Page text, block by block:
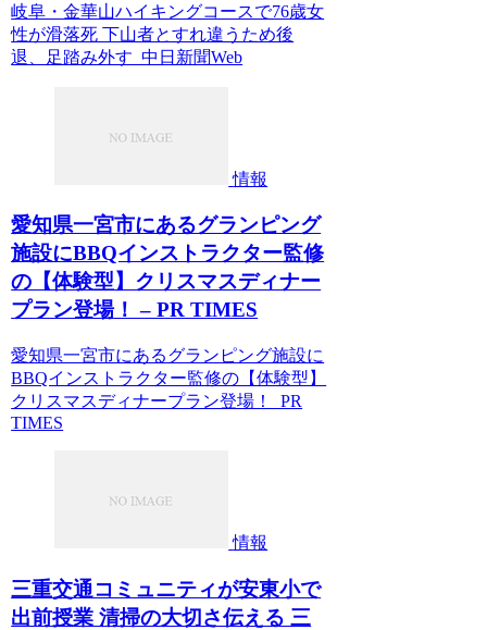
岐阜・金華山ハイキングコースで76歳女
性が滑落死 下山者とすれ違うため後
退、足踏み外す 中日新聞Web
情報
愛知県一宮市にあるグランピング
施設にBBQインストラクター監修
の【体験型】クリスマスディナー
プラン登場！ – PR TIMES
愛知県一宮市にあるグランピング施設に
BBQインストラクター監修の【体験型】
クリスマスディナープラン登場！ PR
TIMES
情報
三重交通コミュニティが安東小で
出前授業 清掃の大切さ伝える 三